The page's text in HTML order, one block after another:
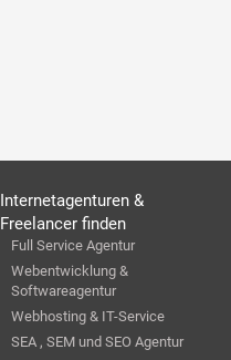
Internetagenturen &
Freelancer finden
Full Service Agentur
Webentwicklung &
Softwareagentur
Webhosting & IT-Service
SEA , SEM und SEO Agentur